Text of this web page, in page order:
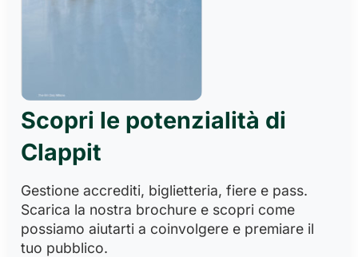
Scopri le potenzialità di
Clappit
Gestione accrediti, biglietteria, fiere e pass.
Scarica la nostra brochure e scopri come
possiamo aiutarti a coinvolgere e premiare il
tuo pubblico.